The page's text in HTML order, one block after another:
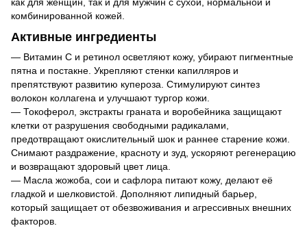
комбинированной кожей.
Активные ингредиенты
— Витамин C и ретинол осветляют кожу, убирают пигментные
пятна и постакне. Укрепляют стенки капилляров и
препятствуют развитию купероза. Стимулируют синтез
волокон коллагена и улучшают тургор кожи.
— Токоферол, экстракты граната и воробейника защищают
клетки от разрушения свободными радикалами,
предотвращают окислительный шок и раннее старение кожи.
Снимают раздражение, красноту и зуд, ускоряют регенерацию
и возвращают здоровый цвет лица.
— Масла жожоба, сои и сафлора питают кожу, делают её
гладкой и шелковистой. Дополняют липидный барьер,
который защищает от обезвоживания и агрессивных внешних
факторов.